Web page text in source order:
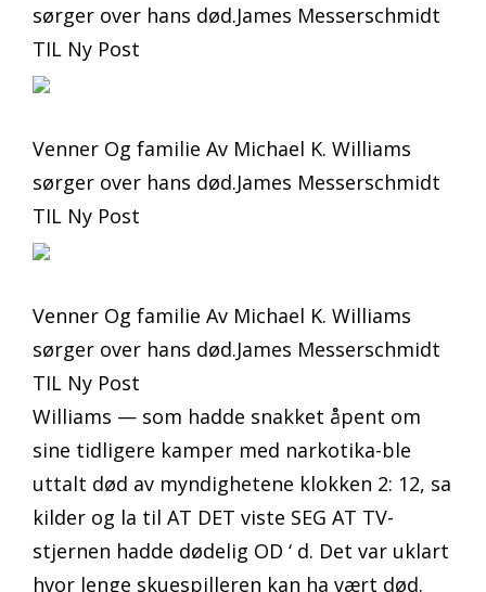
sørger over hans død.James Messerschmidt
TIL Ny Post
Venner Og familie Av Michael K. Williams
sørger over hans død.James Messerschmidt
TIL Ny Post
Venner Og familie Av Michael K. Williams
sørger over hans død.James Messerschmidt
TIL Ny Post
Williams — som hadde snakket åpent om
sine tidligere kamper med narkotika-ble
uttalt død av myndighetene klokken 2: 12, sa
kilder og la til AT DET viste SEG AT TV-
stjernen hadde dødelig OD ‘ d. Det var uklart
hvor lenge skuespilleren kan ha vært død.